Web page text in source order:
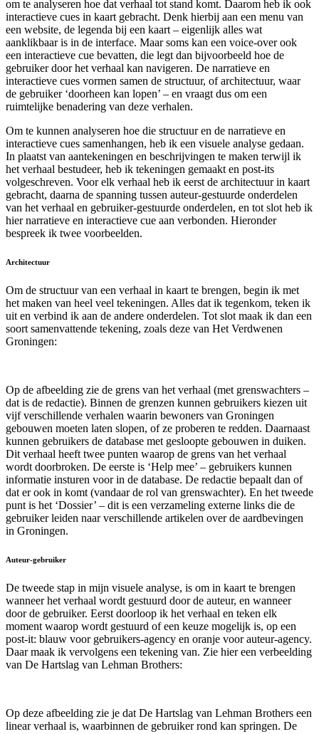
om te analyseren hoe dat verhaal tot stand komt. Daarom heb ik ook
interactieve cues in kaart gebracht. Denk hierbij aan een menu van
een website, de legenda bij een kaart – eigenlijk alles wat
aanklikbaar is in de interface. Maar soms kan een voice-over ook
een interactieve cue bevatten, die legt dan bijvoorbeeld hoe de
gebruiker door het verhaal kan navigeren. De narratieve en
interactieve cues vormen samen de structuur, of architectuur, waar
de gebruiker ‘doorheen kan lopen’ – en vraagt dus om een
ruimtelijke benadering van deze verhalen.
Om te kunnen analyseren hoe die structuur en de narratieve en
interactieve cues samenhangen, heb ik een visuele analyse gedaan.
In plaatst van aantekeningen en beschrijvingen te maken terwijl ik
het verhaal bestudeer, heb ik tekeningen gemaakt en post-its
volgeschreven. Voor elk verhaal heb ik eerst de architectuur in kaart
gebracht, daarna de spanning tussen auteur-gestuurde onderdelen
van het verhaal en gebruiker-gestuurde onderdelen, en tot slot heb ik
hier narratieve en interactieve cue aan verbonden. Hieronder
bespreek ik twee voorbeelden.
Architectuur
Om de structuur van een verhaal in kaart te brengen, begin ik met
het maken van heel veel tekeningen. Alles dat ik tegenkom, teken ik
uit en verbind ik aan de andere onderdelen. Tot slot maak ik dan een
soort samenvattende tekening, zoals deze van Het Verdwenen
Groningen:
Op de afbeelding zie de grens van het verhaal (met grenswachters –
dat is de redactie). Binnen de grenzen kunnen gebruikers kiezen uit
vijf verschillende verhalen waarin bewoners van Groningen
gebouwen moeten laten slopen, of ze proberen te redden. Daarnaast
kunnen gebruikers de database met gesloopte gebouwen in duiken.
Dit verhaal heeft twee punten waarop de grens van het verhaal
wordt doorbroken. De eerste is ‘Help mee’ – gebruikers kunnen
informatie insturen voor in de database. De redactie bepaalt dan of
dat er ook in komt (vandaar de rol van grenswachter). En het tweede
punt is het ‘Dossier’ – dit is een verzameling externe links die de
gebruiker leiden naar verschillende artikelen over de aardbevingen
in Groningen.
Auteur-gebruiker
De tweede stap in mijn visuele analyse, is om in kaart te brengen
wanneer het verhaal wordt gestuurd door de auteur, en wanneer
door de gebruiker. Eerst doorloop ik het verhaal en teken elk
moment waarop wordt gestuurd of een keuze mogelijk is, op een
post-it: blauw voor gebruikers-agency en oranje voor auteur-agency.
Daar maak ik vervolgens een tekening van. Zie hier een verbeelding
van De Hartslag van Lehman Brothers:
Op deze afbeelding zie je dat De Hartslag van Lehman Brothers een
linear verhaal is, waarbinnen de gebruiker rond kan springen. De